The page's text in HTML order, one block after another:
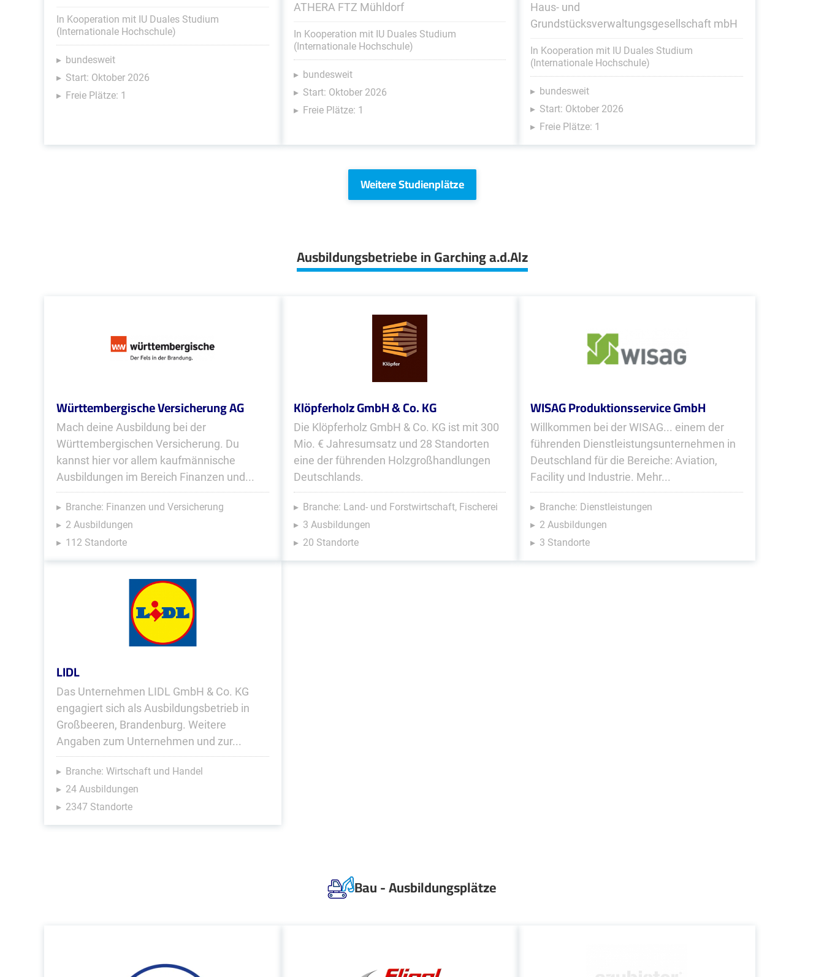
In Kooperation mit IU Duales Studium
(Internationale Hochschule)
bundesweit
Start: Oktober 2026
Freie Plätze: 1
ATHERA FTZ Mühldorf
In Kooperation mit IU Duales Studium
(Internationale Hochschule)
bundesweit
Start: Oktober 2026
Freie Plätze: 1
Haus- und
Grundstücksverwaltungsgesellschaft mbH
In Kooperation mit IU Duales Studium
(Internationale Hochschule)
bundesweit
Start: Oktober 2026
Freie Plätze: 1
Weitere Studienplätze
Ausbildungsbetriebe in Garching a.d.Alz
Württembergische Versicherung AG
Mach deine Ausbildung bei der
Württembergischen Versicherung. Du
kannst hier vor allem kaufmännische
Ausbildungen im Bereich Finanzen und...
Branche: Finanzen und Versicherung
2 Ausbildungen
112 Standorte
Klöpferholz GmbH & Co. KG
Die Klöpferholz GmbH & Co. KG ist mit 300
Mio. € Jahresumsatz und 28 Standorten
eine der führenden Holzgroßhandlungen
Deutschlands.
Branche: Land- und Forstwirtschaft, Fischerei
3 Ausbildungen
20 Standorte
WISAG Produktionsservice GmbH
Willkommen bei der WISAG... einem der
führenden Dienstleistungsunternehmen in
Deutschland für die Bereiche: Aviation,
Facility und Industrie. Mehr...
Branche: Dienstleistungen
2 Ausbildungen
3 Standorte
LIDL
Das Unternehmen LIDL GmbH & Co. KG
engagiert sich als Ausbildungsbetrieb in
Großbeeren, Brandenburg. Weitere
Angaben zum Unternehmen und zur...
Branche: Wirtschaft und Handel
24 Ausbildungen
2347 Standorte
Bau - Ausbildungsplätze